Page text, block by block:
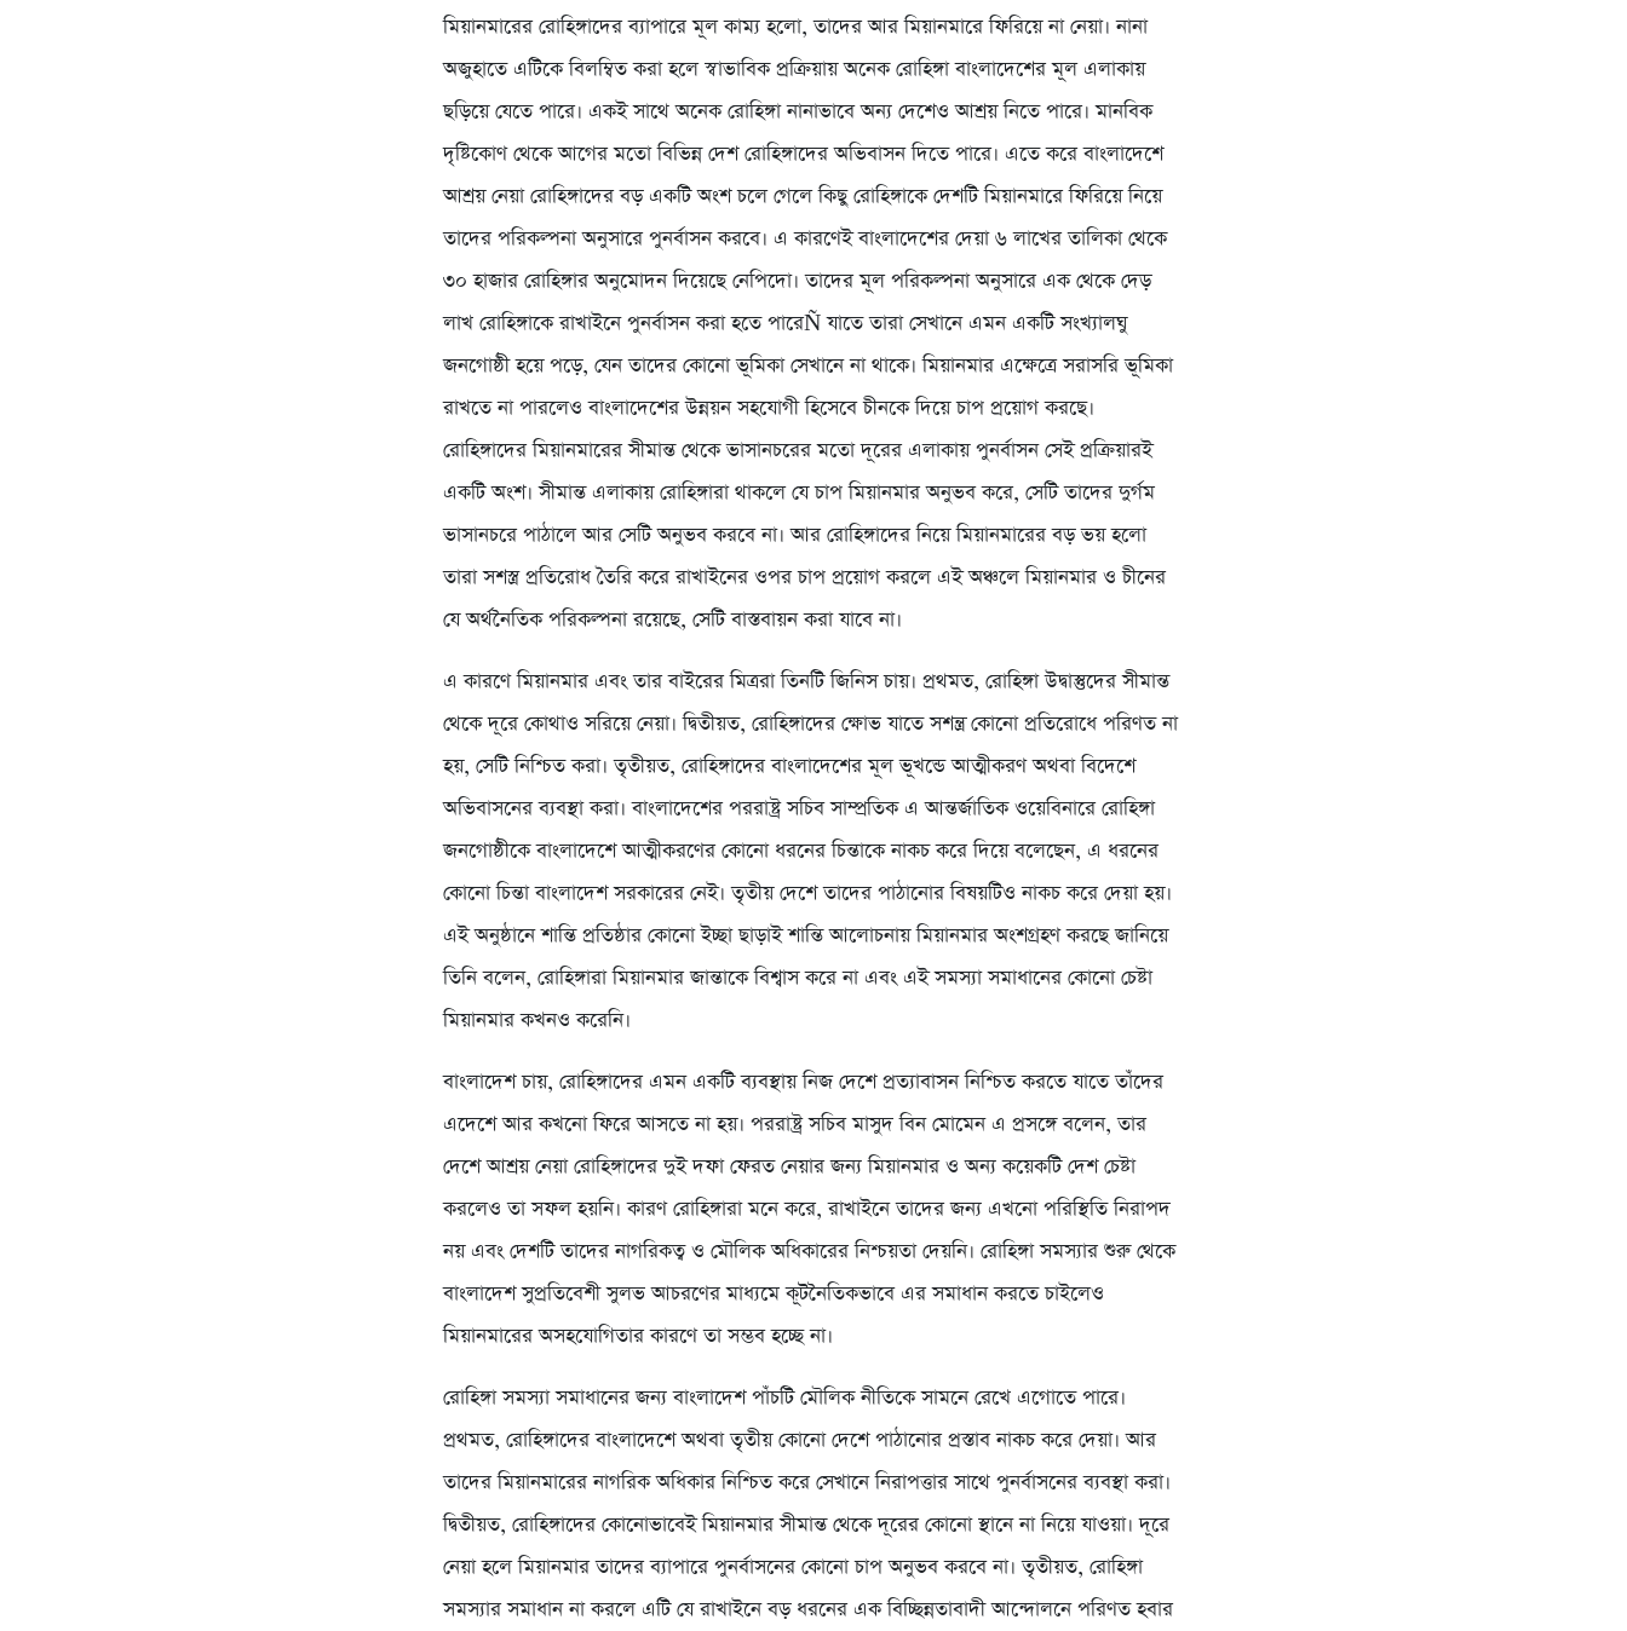
মিয়ানমারের রোহিঙ্গাদের ব্যাপারে মূল কাম্য হলো, তাদের আর মিয়ানমারে ফিরিয়ে না নেয়া। নানা
অজুহাতে এটিকে বিলম্বিত করা হলে স্বাভাবিক প্রক্রিয়ায় অনেক রোহিঙ্গা বাংলাদেশের মূল এলাকায়
ছড়িয়ে যেতে পারে। একই সাথে অনেক রোহিঙ্গা নানাভাবে অন্য দেশেও আশ্রয় নিতে পারে। মানবিক
দৃষ্টিকোণ থেকে আগের মতো বিভিন্ন দেশ রোহিঙ্গাদের অভিবাসন দিতে পারে। এতে করে বাংলাদেশে
আশ্রয় নেয়া রোহিঙ্গাদের বড় একটি অংশ চলে গেলে কিছু রোহিঙ্গাকে দেশটি মিয়ানমারে ফিরিয়ে নিয়ে
তাদের পরিকল্পনা অনুসারে পুনর্বাসন করবে। এ কারণেই বাংলাদেশের দেয়া ৬ লাখের তালিকা থেকে
৩০ হাজার রোহিঙ্গার অনুমোদন দিয়েছে নেপিদো। তাদের মূল পরিকল্পনা অনুসারে এক থেকে দেড়
লাখ রোহিঙ্গাকে রাখাইনে পুনর্বাসন করা হতে পারেÑ যাতে তারা সেখানে এমন একটি সংখ্যালঘু
জনগোষ্ঠী হয়ে পড়ে, যেন তাদের কোনো ভূমিকা সেখানে না থাকে। মিয়ানমার এক্ষেত্রে সরাসরি ভূমিকা
রাখতে না পারলেও বাংলাদেশের উন্নয়ন সহযোগী হিসেবে চীনকে দিয়ে চাপ প্রয়োগ করছে।
রোহিঙ্গাদের মিয়ানমারের সীমান্ত থেকে ভাসানচরের মতো দূরের এলাকায় পুনর্বাসন সেই প্রক্রিয়ারই
একটি অংশ। সীমান্ত এলাকায় রোহিঙ্গারা থাকলে যে চাপ মিয়ানমার অনুভব করে, সেটি তাদের দুর্গম
ভাসানচরে পাঠালে আর সেটি অনুভব করবে না। আর রোহিঙ্গাদের নিয়ে মিয়ানমারের বড় ভয় হলো
তারা সশস্ত্র প্রতিরোধ তৈরি করে রাখাইনের ওপর চাপ প্রয়োগ করলে এই অঞ্চলে মিয়ানমার ও চীনের
যে অর্থ‌নৈ‌তিক পরিকল্পনা রয়েছে, সেটি বাস্তবায়ন করা যাবে না।
এ কারণে মিয়ানমার এবং তার বাইরের মিত্ররা তিনটি জিনিস চায়। প্রথমত, রোহিঙ্গা উদ্বাস্তুদের সীমান্ত
থেকে দূরে কোথাও সরিয়ে নেয়া। দ্বিতীয়ত, রোহিঙ্গাদের ক্ষোভ যাতে সশন্ত্র কোনো প্রতিরোধে পরিণত না
হয়, সেটি নিশ্চিত করা। তৃতীয়ত, রোহিঙ্গাদের বাংলাদেশের মূল ভূখন্ডে আত্মীকরণ অথবা বিদেশে
অভিবাসনের ব্যবস্থা করা। বাংলাদেশের পররাষ্ট্র সচিব সাম্প্রতিক এ আন্তর্জাতিক ওয়েবিনারে রোহিঙ্গা
জনগোষ্ঠীকে বাংলাদেশে আত্মীকরণের কোনো ধরনের চিন্তাকে নাকচ করে দিয়ে বলেছেন, এ ধরনের
কোনো চিন্তা বাংলাদেশ সরকারের নেই। তৃতীয় দেশে তাদের পাঠানোর বিষয়টিও নাকচ করে দেয়া হয়।
এই অনুষ্ঠানে শান্তি প্রতিষ্ঠার কোনো ইচ্ছা ছাড়াই শান্তি আলোচনায় মিয়ানমার অংশগ্রহণ করছে জানিয়ে
তিনি বলেন, রোহিঙ্গারা মিয়ানমার জান্তাকে বিশ্বাস করে না এবং এই সমস্যা সমাধানের কোনো চেষ্টা
মিয়ানমার কখনও করেনি।
বাংলাদেশ চায়, রোহিঙ্গাদের এমন একটি ব্যবস্থায় নিজ দেশে প্রত্যাবাসন নিশ্চিত করতে যাতে তাঁদের
এদেশে আর কখনো ফিরে আসতে না হয়। পররাষ্ট্র সচিব মাসুদ বিন মোমেন এ প্রসঙ্গে বলেন, তার
দেশে আশ্রয় নেয়া রোহিঙ্গাদের দুই দফা ফেরত নেয়ার জন্য মিয়ানমার ও অন্য কয়েকটি দেশ চেষ্টা
করলেও তা সফল হয়নি। কারণ রোহিঙ্গারা মনে করে, রাখাইনে তাদের জন্য এখনো পরিস্থিতি নিরাপদ
নয় এবং দেশটি তাদের নাগরিকত্ব ও মৌলিক অধিকারের নিশ্চয়তা দেয়নি। রোহিঙ্গা সমস্যার শুরু থেকে
বাংলাদেশ সুপ্রতিবেশী সুলভ আচরণের মাধ্যমে কূটনৈতিকভাবে এর সমাধান করতে চাইলেও
মিয়ানমারের অসহযোগিতার কারণে তা সম্ভব হচ্ছে না।
রোহিঙ্গা সমস্যা সমাধানের জন্য বাংলাদেশ পাঁচটি মৌলিক নীতিকে সামনে রেখে এগোতে পারে।
প্রথমত, রোহিঙ্গাদের বাংলাদেশে অথবা তৃতীয় কোনো দেশে পাঠানোর প্রস্তাব নাকচ করে দেয়া। আর
তাদের মিয়ানমারের নাগরিক অধিকার নিশ্চিত করে সেখানে নিরাপত্তার সাথে পুনর্বাসনের ব্যবস্থা করা।
দ্বিতীয়ত, রোহিঙ্গাদের কোনোভাবেই মিয়ানমার সীমান্ত থেকে দূরের কোনো স্থানে না নিয়ে যাওয়া। দূরে
নেয়া হলে মিয়ানমার তাদের ব্যাপারে পুনর্বাসনের কোনো চাপ অনুভব করবে না। তৃতীয়ত, রোহিঙ্গা
সমস্যার সমাধান না করলে এটি যে রাখাইনে বড় ধরনের এক বিচ্ছিন্নতাবাদী আন্দোলনে পরিণত হবার